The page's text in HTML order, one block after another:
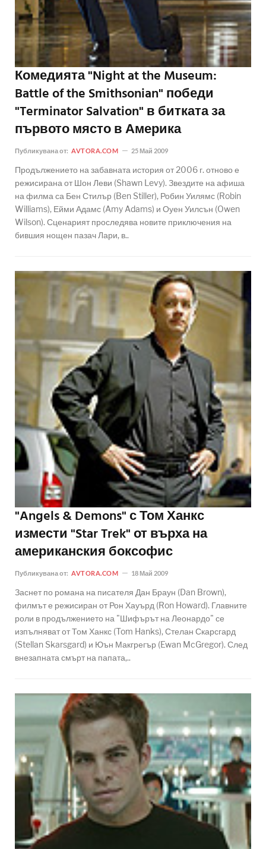
Комедията "Night at the Museum:
Battle of the Smithsonian" победи
"Terminator Salvation" в битката за
първото място в Америка
Публикувана от: AVTORA.COM 25 Май 2009
Продължението на забавната история от 2006 г. отново е
режисирана от Шон Леви (Shawn Levy). Звездите на афиша
на филма са Бен Стилър (Ben Stiller), Робин Уилямс (Robin
Williams), Ейми Адамс (Amy Adams) и Оуен Уилсън (Owen
Wilson). Сценарият проследява новите приключения на
бившия нощен пазач Лари, в..
"Angels & Demons" с Том Ханкс
измести "Star Trek" от върха на
американския боксофис
Публикувана от: AVTORA.COM 18 Май 2009
Заснет по романа на писателя Дан Браун (Dan Brown),
филмът е режисиран от Рон Хауърд (Ron Howard). Главните
роли в продължението на "Шифърът на Леонардо" се
изпълняват от Том Ханкс (Tom Hanks), Стелан Скарсгард
(Stellan Skarsgard) и Юън Макгрегър (Ewan McGregor). След
внезапната смърт на папата,..